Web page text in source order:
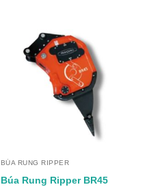
BÚA RUNG RIPPER
Búa Rung Ripper BR45